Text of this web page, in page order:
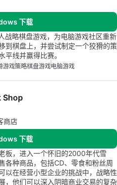
下载
战略棋盘游戏，为电脑游戏社区重新
到棋盘上，并尝试制定一个狡猾的策
平线并赢得比赛。
游戏策略棋盘游戏电脑游戏
Shop
商店
下载
板，进入一个怀旧的2000年代雪
各种商品，包括CD、零食和粉丝周
以在经营小型企业的挑战中，战略性
，他们可以深入阴暗商业交易的复杂